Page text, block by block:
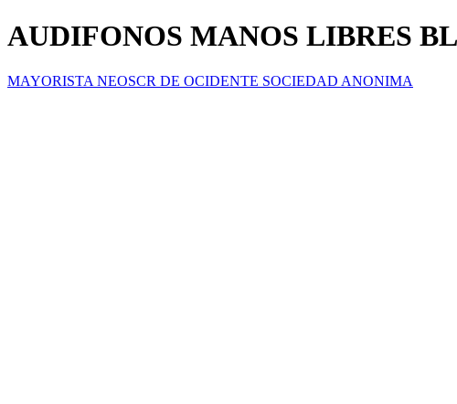
AUDIFONOS MANOS LIBRES
MAYORISTA NEOSCR DE OCIDENTE SOCIEDAD ANONIMA